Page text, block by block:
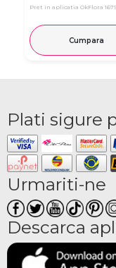
Pret in aplicatia OkFlora
Cumpara
Plati sigure
Urmariti-ne
Descarca